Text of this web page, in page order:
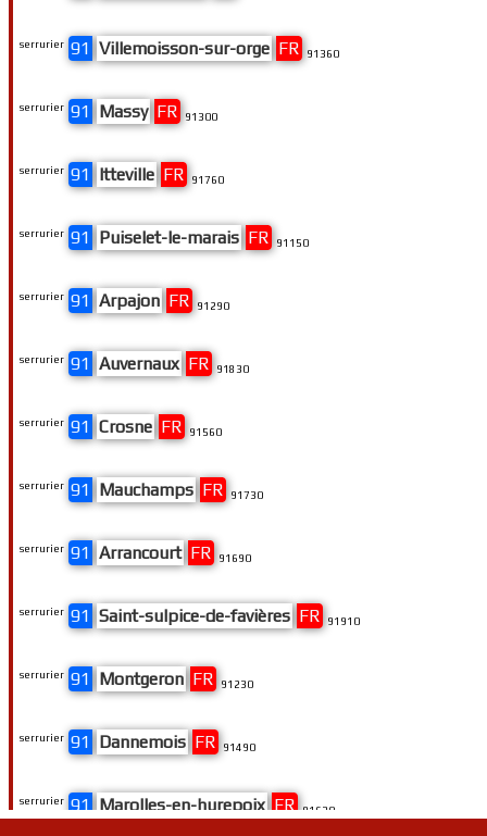
serrurier 91 Marolles-en-hurepoix FR 91630
serrurier 91 Dannemois FR 91490
serrurier 91 Montgeron FR 91230
serrurier 91 Saint-sulpice-de-favières FR 91910
serrurier 91 Arrancourt FR 91690
serrurier 91 Mauchamps FR 91730
serrurier 91 Crosne FR 91560
serrurier 91 Auvernaux FR 91830
serrurier 91 Arpajon FR 91290
serrurier 91 Puiselet-le-marais FR 91150
serrurier 91 Itteville FR 91760
serrurier 91 Massy FR 91300
serrurier 91 Villemoisson-sur-orge FR 91360